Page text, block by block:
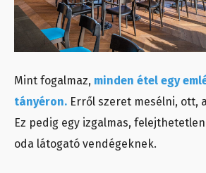
Mint fogalmaz, minden étel egy
tányéron. Erről szeret mesélni, ott,
Ez pedig egy izgalmas,
oda látogató vendégeknek.